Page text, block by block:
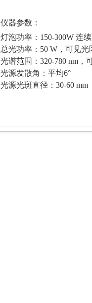
仪器参数：
灯泡功率：150-300W 连
总光功率：50 W，可见光
光谱范围：320-780 nm，
光源发散角：平均6°
光源光斑直径：30-60 mm